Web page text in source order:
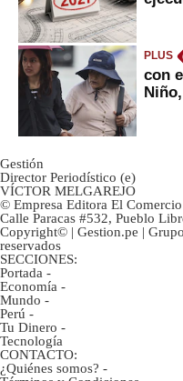
PLUS
con
Gestión
Director Periodístico (e)
VÍCTOR MELGAREJO
© Empresa Editora El
Calle Paracas #532, Pueblo
Copyright© | Gestion.pe |
reservados
SECCIONES:
Portada -
Economía -
Mundo -
Perú -
Tu Dinero -
Tecnología
CONTACTO:
¿Quiénes somos? -